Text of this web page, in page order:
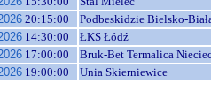
20:15:00
Podbeskidzie Bielsko-
14:30:00
ŁKS Łódź
17:00:00
Bruk-Bet Termalica
19:00:00 Unia Skierniewice